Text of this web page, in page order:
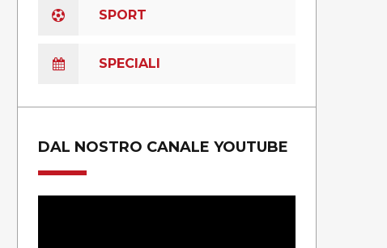
SPORT
SPECIALI
DAL NOSTRO CANALE YOUTUBE